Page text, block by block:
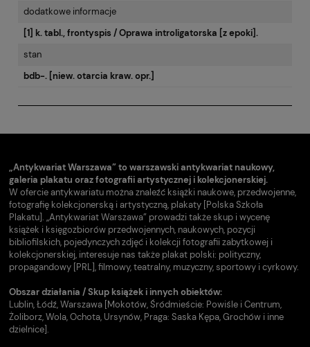
dodatkowe informacje
[1] k. tabl., frontyspis / Oprawa introligatorska [z epoki].
stan
bdb-. [niew. otarcia kraw. opr.]
„Antykwariat Warszawa” to warszawski antykwariat naukowy,
galeria plakatu oraz fotografii artystycznej i kolekcjonerskiej.
W ofercie antykwariatu można znaleźć książki naukowe, przedwojenne,
fotografię kolekcjonerską i artystyczną, plakaty [Polska Szkoła
Plakatu]. „Antykwariat Warszawa” prowadzi także skup i wycenę
książek i księgozbiorów przedwojennych, naukowych, pozycji
bibliofilskich, pojedynczych zdjęć i kolekcji fotografii zabytkowej i
kolekcjonerskiej, interesuje nas także plakat polski: polityczny,
propagandowy [PRL], filmowy, teatralny, muzyczny, sportowy i cyrkowy.
Obszar działania / Skup książek i innych obiektów:
Lublin, Łódź, Warszawa [Mokotów, Śródmieście: Powiśle i Centrum,
Żoliborz, Wola, Ochota, Ursynów, Praga: Saska Kępa, Grochów i inne
dzielnice].